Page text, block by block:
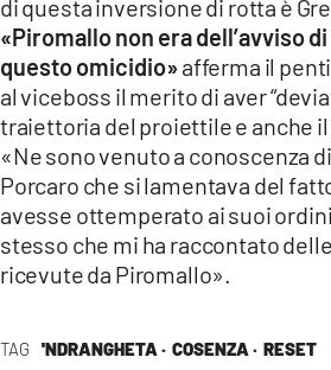
TAG 'NDRANGHETA · COSENZA · RESET
di questa inversione di rotta è
«Piromallo non era dell’avviso
questo omicidio»afferma il
al viceboss il merito di aver
traiettoria del proiettile e anche il
«Ne sono venuto a conoscenza
Porcaro che si lamentava del
avesse ottemperato ai suoi ordini
stesso che mi ha raccontato
ricevute da Piromallo».